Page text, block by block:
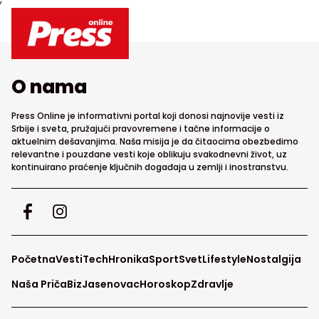
O nama
Press Online je informativni portal koji donosi najnovije vesti iz
Srbije i sveta, pružajući pravovremene i tačne informacije o
aktuelnim dešavanjima. Naša misija je da čitaocima obezbedimo
relevantne i pouzdane vesti koje oblikuju svakodnevni život, uz
kontinuirano praćenje ključnih događaja u zemlji i inostranstvu.
PočetnaVestiTechHronikaSportSvetLifestyleNostalgija
Naša PričaBizJasenovacHoroskopZdravlje